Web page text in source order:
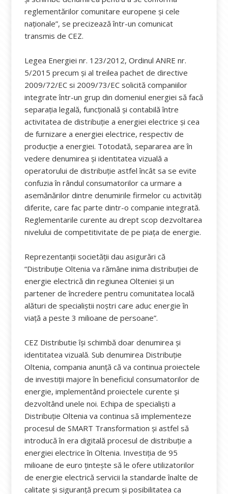
reglementărilor comunitare europene și cele
naționale”, se precizează într-un comunicat
transmis de CEZ.
Legea Energiei nr. 123/2012, Ordinul ANRE nr.
5/2015 precum și al treilea pachet de directive
2009/72/EC si 2009/73/EC solicită companiilor
integrate într-un grup din domeniul energiei să facă
separația legală, funcțională și contabilă între
activitatea de distribuție a energiei electrice și cea
de furnizare a energiei electrice, respectiv de
producție a energiei. Totodată, separarea are în
vedere denumirea și identitatea vizuală a
operatorului de distribuție astfel încât sa se evite
confuzia în rândul consumatorilor ca urmare a
asemănărilor dintre denumirile firmelor cu activități
diferite, care fac parte dintr-o companie integrată.
Reglementarile curente au drept scop dezvoltarea
nivelului de competitivitate de pe piața de energie.
Reprezentanții societății dau asigurări că
“Distribuție Oltenia va rămâne inima distribuției de
energie electrică din regiunea Olteniei și un
partener de încredere pentru comunitatea locală
alături de specialiștii noștri care aduc energie în
viață a peste 3 milioane de persoane”.
CEZ Distributie își schimbă doar denumirea și
identitatea vizuală. Sub denumirea Distribuție
Oltenia, compania anunță că va continua proiectele
de investiții majore în beneficiul consumatorilor de
energie, implementând proiectele curente și
dezvoltând unele noi. Echipa de specialiști a
Distribuție Oltenia va continua să implementeze
procesul de SMART Transformation și astfel să
introducă în era digitală procesul de distribuție a
energiei electrice în Oltenia. Investiția de 95
milioane de euro țintește să le ofere utilizatorilor
de energie electrică servicii la standarde înalte de
calitate și siguranță precum și posibilitatea ca